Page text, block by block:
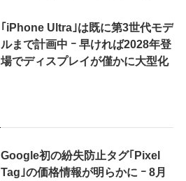
｢iPhone Ultra｣は既に第3世代モデ
ルまで計画中 ｰ 早ければ2028年登
場でディスプレイが僅かに大型化
Google初の紛失防止タグ｢Pixel
Tag｣の価格情報が明らかに ｰ 8月